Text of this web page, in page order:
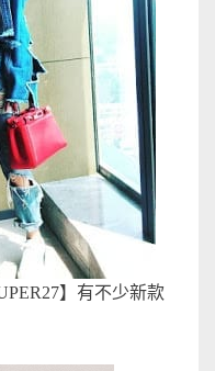
】有不少新款